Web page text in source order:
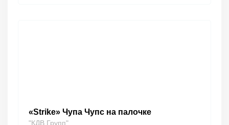
«Strike» Чупа Чупс на палочке
"КДВ Групп"